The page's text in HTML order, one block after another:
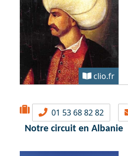
clio.fr
01 53 68 82 82
Notre circuit en Albanie